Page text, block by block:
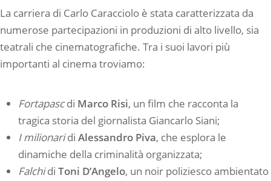
La carriera di Carlo Caracciolo è stata caratterizzata da
numerose partecipazioni in produzioni di alto livello, sia
teatrali che cinematografiche. Tra i suoi lavori più
importanti al cinema troviamo:
Fortapascdi Marco Risi, un film che racconta la
tragica storia del giornalista Giancarlo Siani;
I milionaridi Alessandro Piva, che esplora le
dinamiche della criminalità organizzata;
Falchidi Toni D’Angelo, un noir poliziesco ambientato